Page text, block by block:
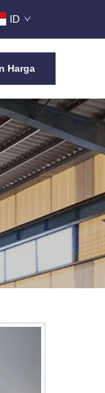
ID
Harga